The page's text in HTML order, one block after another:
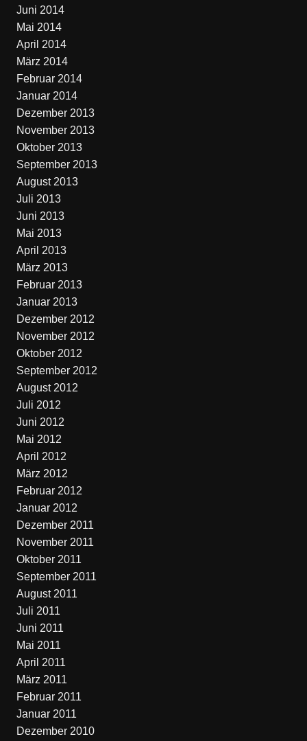
Juni 2014
Mai 2014
April 2014
März 2014
Februar 2014
Januar 2014
Dezember 2013
November 2013
Oktober 2013
September 2013
August 2013
Juli 2013
Juni 2013
Mai 2013
April 2013
März 2013
Februar 2013
Januar 2013
Dezember 2012
November 2012
Oktober 2012
September 2012
August 2012
Juli 2012
Juni 2012
Mai 2012
April 2012
März 2012
Februar 2012
Januar 2012
Dezember 2011
November 2011
Oktober 2011
September 2011
August 2011
Juli 2011
Juni 2011
Mai 2011
April 2011
März 2011
Februar 2011
Januar 2011
Dezember 2010